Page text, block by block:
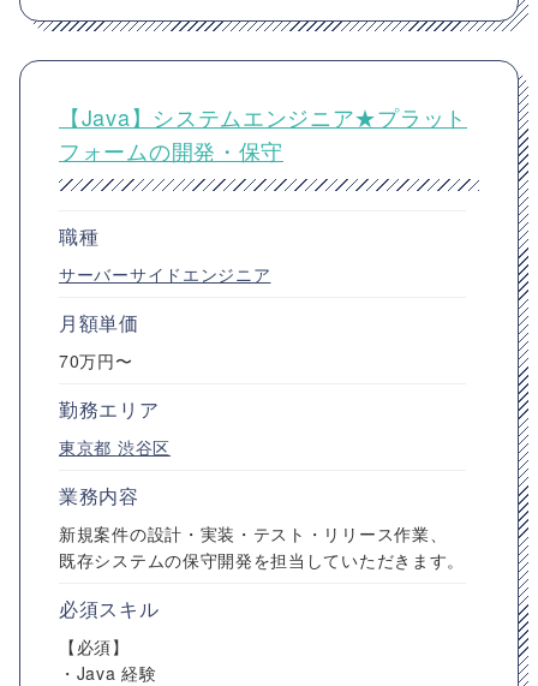
【Java】システムエンジニア★プラット
フォームの開発・保守
職種
サーバーサイドエンジニア
月額単価
70万円〜
勤務エリア
東京都 渋谷区
業務内容
新規案件の設計・実装・テスト・リリース作業、
既存システムの保守開発を担当していただきます。
必須スキル
【必須】
・Java 経験